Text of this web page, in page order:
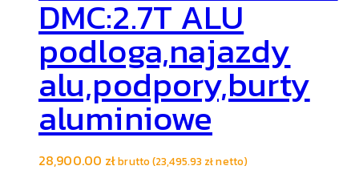
DMC:2.7T ALU
podloga,najazdy
alu,podpory,burty
aluminiowe
28,900.00 zł brutto (23,495.93 złnetto)